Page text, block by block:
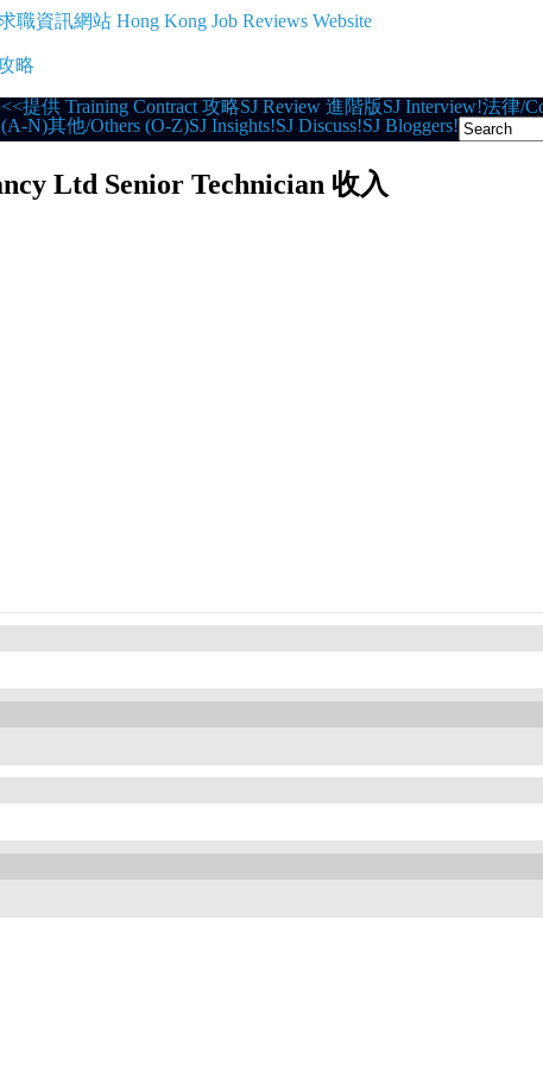
略
提供 Training Contract 攻略SJ Review 進階版SJ Interview!法律/
(A-N)其他/Others (O-Z)SJ Insights!SJ Discuss!SJ Bloggers!
Ltd Senior Technician 收入